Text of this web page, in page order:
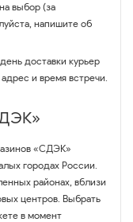
выбор (за
напишите об
доставки курьер
и время встречи.
«СДЭК»
городах России.
районах, вблизи
центров. Выбрать
в момент